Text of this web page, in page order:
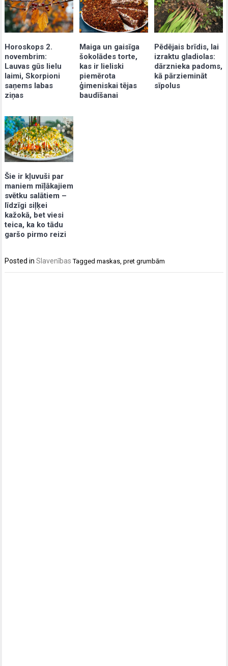
Horoskops 2.
novembrim:
Lauvas gūs lielu
laimi, Skorpioni
saņems labas
ziņas
Maiga un gaisīga
šokolādes torte,
kas ir lieliski
piemērota
ģimeniskai tējas
baudīšanai
Pēdējais brīdis, lai
izraktu gladiolas:
dārznieka padoms,
kā pārziemināt
sīpolus
Šie ir kļuvuši par
maniem mīļākajiem
svētku salātiem –
līdzīgi siļķei
kažokā, bet viesi
teica, ka ko tādu
garšo pirmo reizi
Posted inSlavenības Taggedmaskas ,pret grumbām